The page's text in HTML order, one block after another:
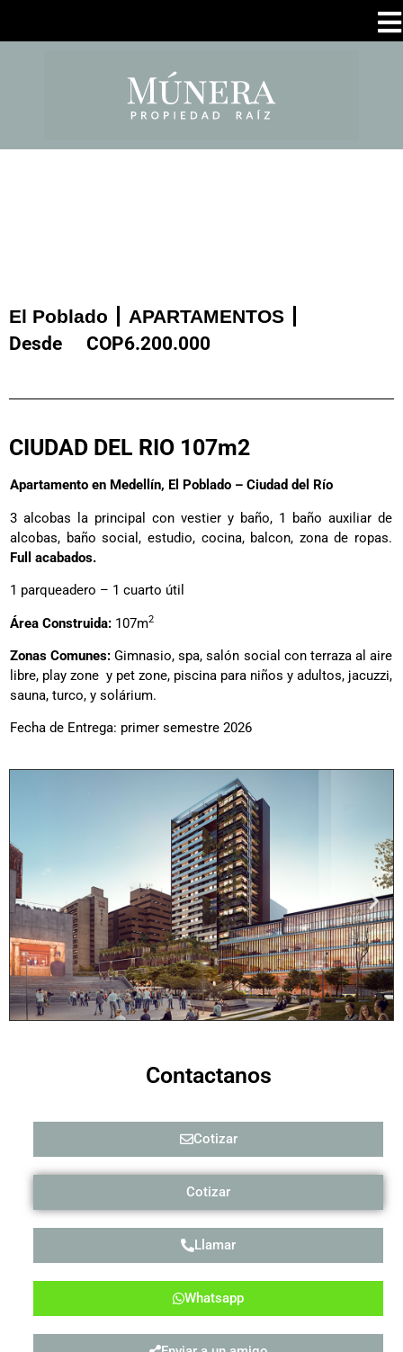
El Poblado APARTAMENTOS
Desde COP6.200.000
CIUDAD DEL RIO 107m2
Apartamento en Medellín, El Poblado – Ciudad del Río
3 alcobas la principal con vestier y baño, 1 baño auxiliar de
alcobas, baño social, estudio, cocina, balcon, zona de ropas.
Full acabados.
1 parqueadero – 1 cuarto útil
Área Construida: 107m2
Zonas Comunes:Gimnasio, spa, salón social con terraza al aire
libre, play zone y pet zone, piscina para niños y adultos, jacuzzi,
sauna, turco, y solárium.
Fecha de Entrega: primer semestre 2026
Contactanos
Cotizar
Cotizar
Llamar
Whatsapp